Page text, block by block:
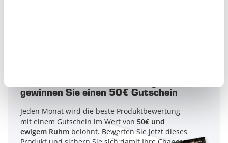
gewinnen Sie einen 50€ Gutschein
Jeden Monat wird die beste Produktbewertung
mit einem Gutschein im Wert von 50€ und
ewigem Ruhm belohnt. Bewerten Sie jetzt dieses